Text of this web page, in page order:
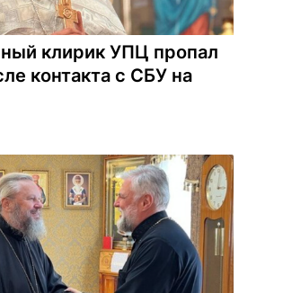
клирик УПЦ пропал
контакта с СБУ на